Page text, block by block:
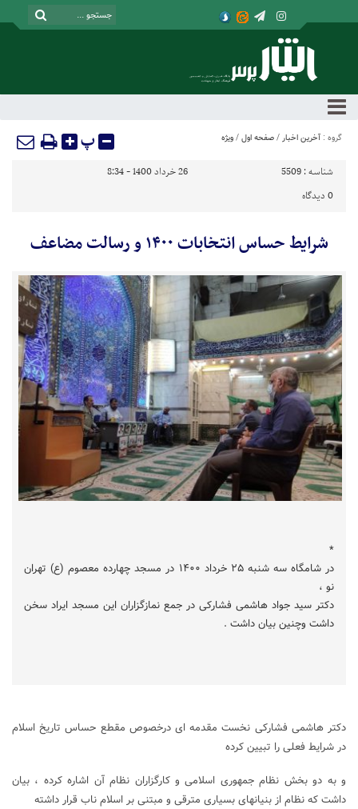
گروه : آخرین اخبار / صفحه اول / ویژه پ
شناسه : 5509
26 خرداد 1400 - 8:34
0 دیدگاه
شرایط حساس انتخابات ۱۴۰۰ و رسالت مضاعف
*
در شامگاه سه شنبه ۲۵ خرداد ۱۴۰۰ در مسجد چهارده معصوم (ع) تهران
نو ،
دکتر سید جواد هاشمی فشارکی در جمع نمازگزاران این مسجد ایراد سخن
داشت وچنین بیان داشت .
دکتر هاشمی فشارکی نخست مقدمه ای درخصوص مقطع حساس تاریخ اسلام
در شرایط فعلی را تبیین کرده
و به دو بخش نظام جمهوری اسلامی و کارگزاران نظام آن اشاره کرده ، بیان
داشت که نظام از بنیانهای بسیاری مترقی و مبتنی بر اسلام ناب قرار داشته